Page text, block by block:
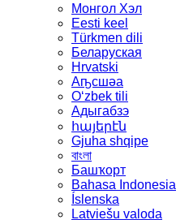
Монгол Хэл
Eesti keel
Türkmen dili
Беларуская
Hrvatski
Аҧсшәа
Oʻzbek tili
Адыгабзэ
հայերէն
Gjuha shqipe
বাংলা
Башҡорт
Bahasa Indonesia
Íslenska
Latviešu valoda